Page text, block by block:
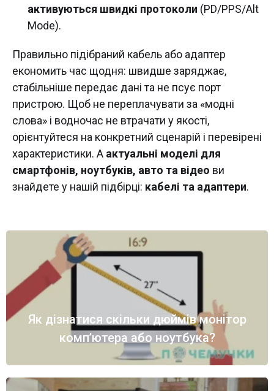
активуються швидкі протоколи (PD/PPS/Alt
Mode).
Правильно підібраний кабель або адаптер
економить час щодня: швидше заряджає,
стабільніше передає дані та не псує порт
пристрою. Щоб не переплачувати за «модні
слова» і водночас не втрачати у якості,
орієнтуйтеся на конкретний сценарій і перевірені
характеристики. А актуальні моделі для
смартфонів, ноутбуків, авто та відео ви
знайдете у нашій підбірці: кабелі та адаптери.
Як дізнатися скільки дюймів монітор
комп’ютера або ноутбука?